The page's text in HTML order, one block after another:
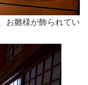
お雛様が飾られてい